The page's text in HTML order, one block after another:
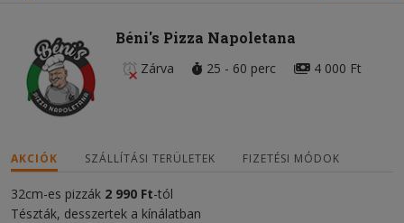
Béni's Pizza Napoletana
Zárva 25 - 60 perc 4 000 Ft
AKCIÓK SZÁLLÍTÁSI TERÜLETEK FIZETÉSI MÓDOK
32cm-es pizzák 2 990 Ft-tól
Tészták, desszertek a kínálatban